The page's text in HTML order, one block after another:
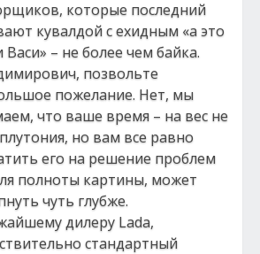
которые последний
кувалдой с ехидным «а это
– не более чем байка.
позвольте
пожелание. Нет, мы
что ваше время – на вес не
но вам все равно
его на решение проблем
полноты картины, может
чуть глубже.
дилеру Lada,
стандартный